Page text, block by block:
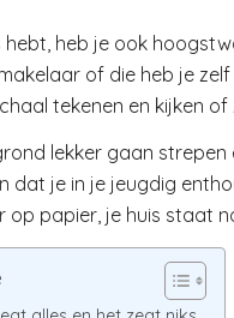
hebt, heb je ook
of die heb je
tekenen en kijken of
lekker gaan
dat je in je jeugdig
op papier, je huis staat